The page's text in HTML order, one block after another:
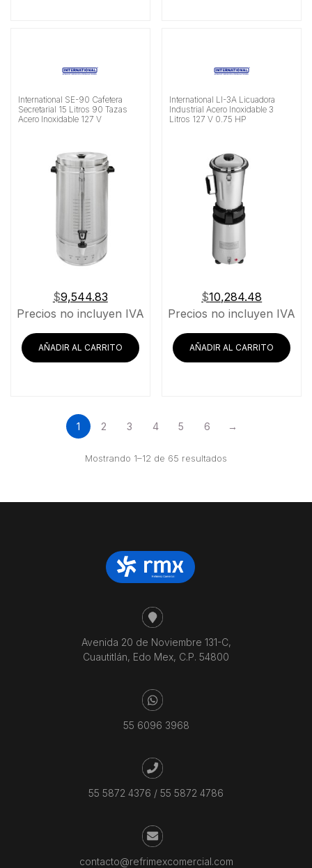
International SE-90 Cafetera
Secretarial 15 Litros 90 Tazas
Acero Inoxidable 127 V
$9,544.83
Precios no incluyen IVA
AÑADIR AL CARRITO
International LI-3A Licuadora
Industrial Acero Inoxidable 3
Litros 127 V 0.75 HP
$10,284.48
Precios no incluyen IVA
AÑADIR AL CARRITO
1 2 3 4 5 6 →
Mostrando 1–12 de 65 resultados
Avenida 20 de Noviembre 131-C,
Cuautitlán, Edo Mex, C.P. 54800
55 6096 3968
55 5872 4376 / 55 5872 4786
contacto@refrimexcomercial.com